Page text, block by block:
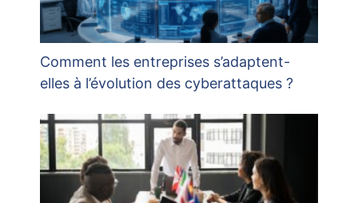
Comment les entreprises s’adaptent-
elles à l’évolution des cyberattaques ?